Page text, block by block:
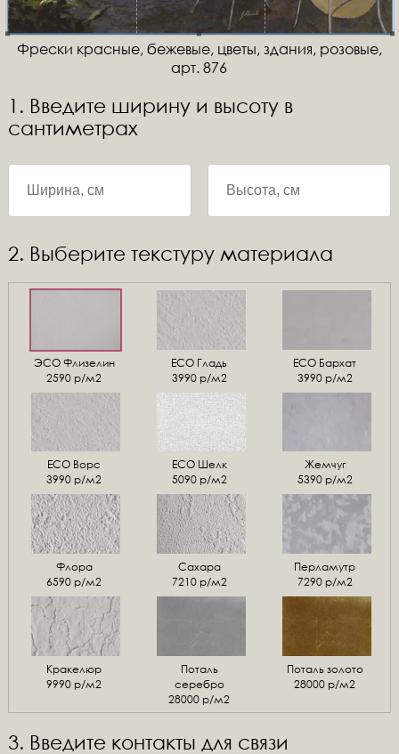
Фрески красные, бежевые, цветы, здания, розовые,
арт. 876
1. Введите ширину и высоту в
сантиметрах
2. Выберите текстуру материала
ЭСО Флизелин
2590 р/м2
ЕСО Гладь
3990 р/м2
ECO Бархат
3990 р/м2
ЕСО Ворс
3990 р/м2
ЕСО Шелк
5090 р/м2
Жемчуг
5390 р/м2
Флора
6590 р/м2
Сахара
7210 р/м2
Перламутр
7290 р/м2
Кракелюр
9990 р/м2
Поталь
серебро
28000 р/м2
Поталь золото
28000 р/м2
3. Введите контакты для связи